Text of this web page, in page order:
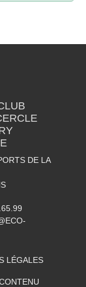
DE LA
LÉGALES